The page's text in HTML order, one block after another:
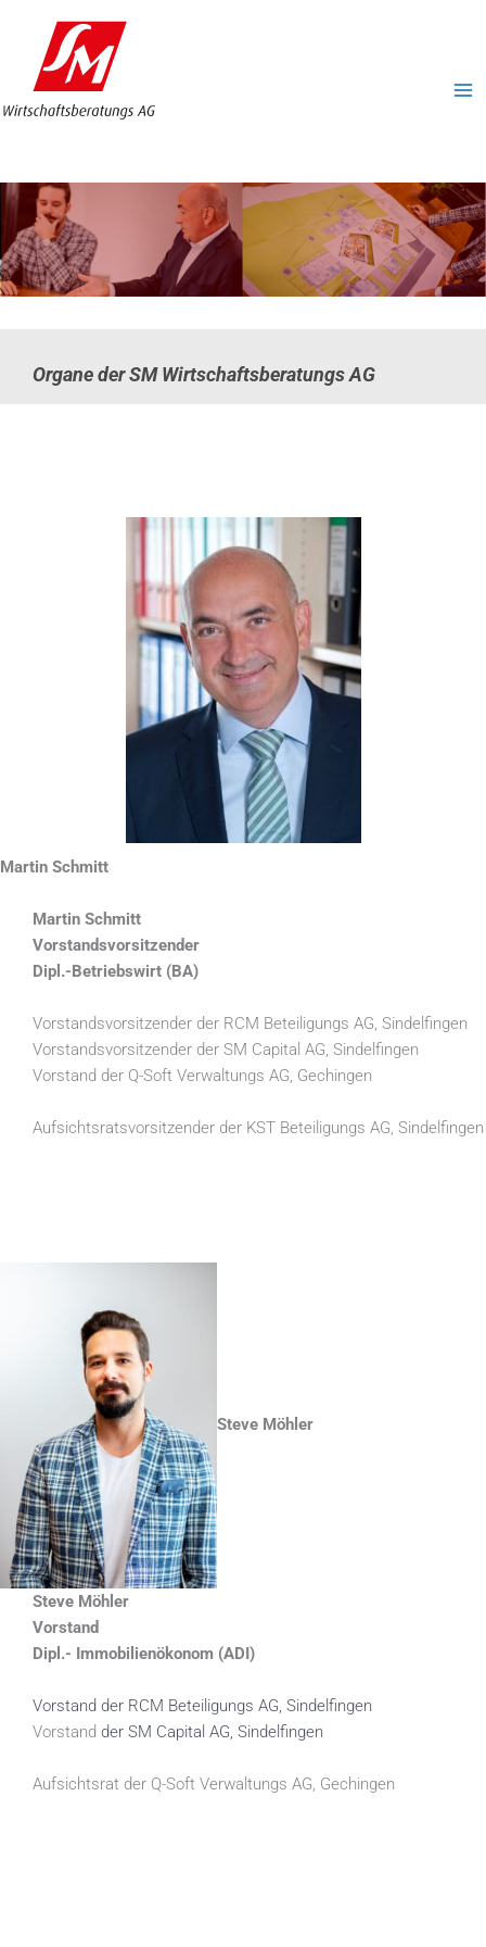
springen
Organe der SM Wirtschaftsberatungs AG
Martin Schmitt
Martin Schmitt
Vorstandsvorsitzender
Dipl.-Betriebswirt (BA)
Vorstandsvorsitzender der RCM Beteiligungs AG, Sindelfingen
Vorstandsvorsitzender der SM Capital AG, Sindelfingen
Vorstand der Q-Soft Verwaltungs AG, Gechingen
Aufsichtsratsvorsitzender der KST Beteiligungs AG, Sindelfingen
Steve Möhler
Steve Möhler
Vorstand
Dipl.- Immobilienökonom (ADI)
Vorstand der RCM Beteiligungs AG, Sindelfingen
Vorstand der SM Capital AG, Sindelfingen
Aufsichtsrat der Q-Soft Verwaltungs AG, Gechingen